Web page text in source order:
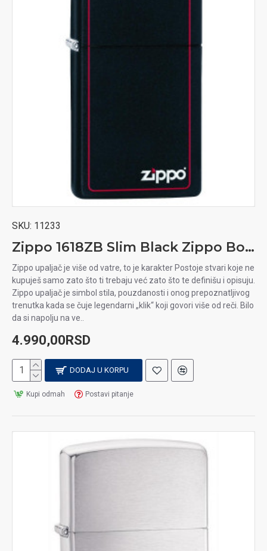
SKU: 11233
Zippo 1618ZB Slim Black Zippo Bor upaljač
Zippo upaljač je više od vatre, to je karakter Postoje stvari koje ne
kupuješ samo zato što ti trebaju već zato što te definišu i opisuju.
Zippo upaljač je simbol stila, pouzdanosti i onog prepoznatljivog
trenutka kada se čuje legendarni „klik“ koji govori više od reči. Bilo
da si napolju na ve..
4.990,00RSD
DODAJ U KORPU
Kupi odmah Postavi pitanje